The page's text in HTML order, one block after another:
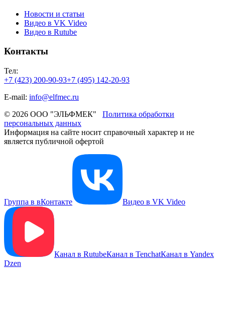
Новости и статьи
Видео в VK Video
Видео в Rutube
Контакты
Тел:
+7 (423) 200-90-93+7 (495) 142-20-93
E-mail: info@elfmec.ru
© 2026 ООО "ЭЛЬФМЕК" Политика обработки
персональных данных
Информация на сайте носит справочный характер и не
является публичной офертой
Группа в вКонтакте Видео в VK Video
Канал в RutubeКанал в TenchatКанал в Yandex
Dzen